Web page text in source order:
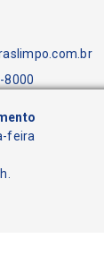
8000
feira